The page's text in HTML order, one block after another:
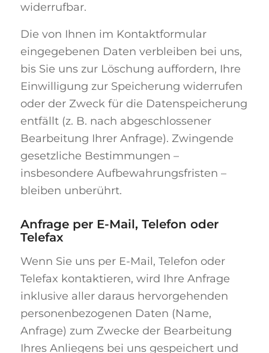
widerrufbar.
Die von Ihnen im Kontaktformular
eingegebenen Daten verbleiben bei uns,
bis Sie uns zur Löschung auffordern, Ihre
Einwilligung zur Speicherung widerrufen
oder der Zweck für die Datenspeicherung
entfällt (z. B. nach abgeschlossener
Bearbeitung Ihrer Anfrage). Zwingende
gesetzliche Bestimmungen –
insbesondere Aufbewahrungsfristen –
bleiben unberührt.
Anfrage per E-Mail, Telefon oder
Telefax
Wenn Sie uns per E-Mail, Telefon oder
Telefax kontaktieren, wird Ihre Anfrage
inklusive aller daraus hervorgehenden
personenbezogenen Daten (Name,
Anfrage) zum Zwecke der Bearbeitung
Ihres Anliegens bei uns gespeichert und